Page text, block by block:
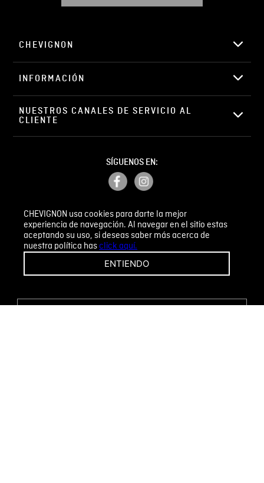
CHEVIGNON usa cookies para darte la mejor
experiencia de navegación. Al navegar en el sitio estas
aceptando su uso, si deseas saber más acerca de
nuestra política hasclick aquí.
ENTIENDO
ENVIAR COMENTARIO
CHEVIGNON
INFORMACIÓN
NUESTROS CANALES DE SERVICIO AL
CLIENTE
SÍGUENOS EN:
PETICIONES, QUEJAS Y RECLAMOS
¡CAMBIOS Y DEVOLUCIONES FÁCILES!